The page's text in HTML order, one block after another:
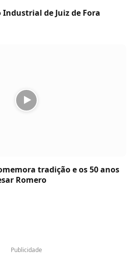
Industrial de Juiz de Fora
tradição e os 50 anos
Romero
Publicidade